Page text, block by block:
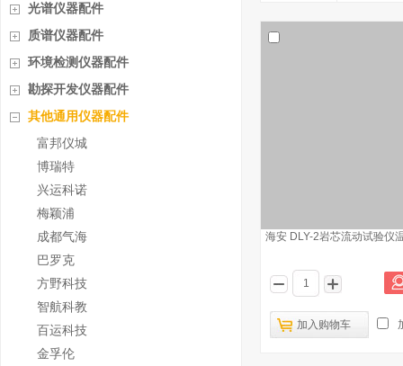
光谱仪器配件
质谱仪器配件
环境检测仪器配件
勘探开发仪器配件
其他通用仪器配件
富邦仪城
博瑞特
兴运科诺
梅颖浦
成都气海
巴罗克
方野科技
智航科教
百运科技
金孚伦
海安 DLY-2岩芯流动试验仪
加入购物车